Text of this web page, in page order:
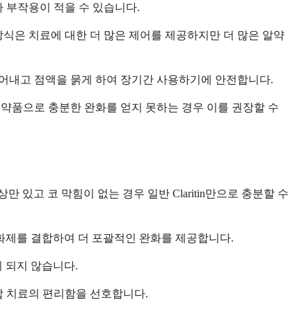
부작용이 적을 수 있습니다.
은 치료에 대한 더 많은 제어를 제공하지만 더 많은 알약
내고 점액을 묽게 하여 장기간 사용하기에 안전합니다.
품으로 충분한 완화를 얻지 못하는 경우 이를 권장할 수
있고 코 막힘이 없는 경우 일반 Claritin만으로 충분할 수
를 결합하여 더 포괄적인 완화를 제공합니다.
되지 않습니다.
치료의 편리함을 선호합니다.